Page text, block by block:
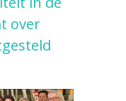
over